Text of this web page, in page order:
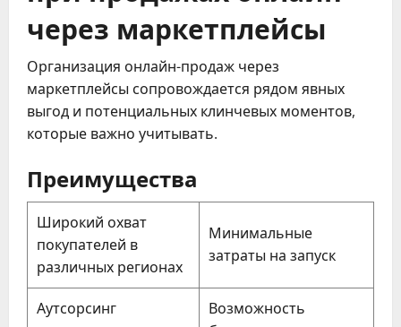
через маркетплейсы
Организация онлайн-продаж через
маркетплейсы сопровождается рядом явных
выгод и потенциальных клинчевых моментов,
которые важно учитывать.
Преимущества
Широкий охват
покупателей в
различных регионах
Минимальные
затраты на запуск
Аутсорсинг
Возможность